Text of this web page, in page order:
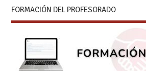
FORMACIÓN DEL PROFESORADO